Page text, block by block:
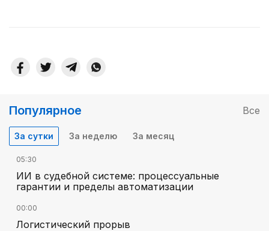
Популярное Все
За сутки За неделю За месяц
05:30
ИИ в судебной системе: процессуальные
гарантии и пределы автоматизации
00:00
Логистический прорыв